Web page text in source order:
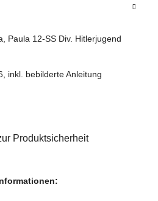
Paula 12-SS Div. Hitlerjugend
inkl. bebilderte Anleitung
Produktsicherheit